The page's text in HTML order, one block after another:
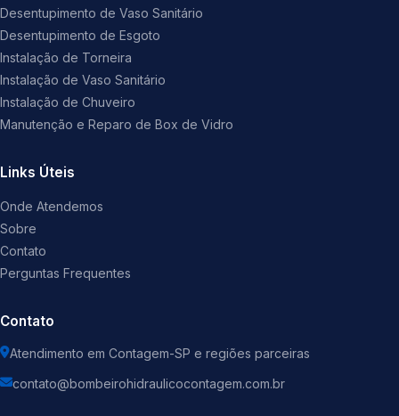
Desentupimento de Vaso Sanitário
Desentupimento de Esgoto
Instalação de Torneira
Instalação de Vaso Sanitário
Instalação de Chuveiro
Manutenção e Reparo de Box de Vidro
Links Úteis
Onde Atendemos
Sobre
Contato
Perguntas Frequentes
Contato
Atendimento em Contagem-SP e regiões parceiras
contato@bombeirohidraulicocontagem.com.br